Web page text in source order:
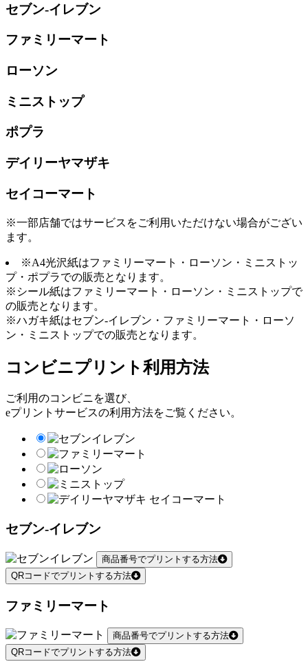
セブン-イレブン
ファミリーマート
ローソン
ミニストップ
ポプラ
デイリーヤマザキ
セイコーマート
※一部店舗ではサービスをご利用いただけない場合がござい
ます。
※A4光沢紙はファミリーマート・ローソン・ミニストッ
プ・ポプラでの販売となります。
※シール紙はファミリーマート・ローソン・ミニストップで
の販売となります。
※ハガキ紙はセブン-イレブン・ファミリーマート・ローソ
ン・ミニストップでの販売となります。
コンビニプリント利用方法
ご利用のコンビニを選び、
eプリントサービスの利用方法をご覧ください。
セブン-イレブン
商品番号でプリントする方法
QRコードでプリントする方法
ファミリーマート
商品番号でプリントする方法
QRコードでプリントする方法